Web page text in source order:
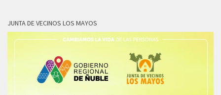
JUNTA DE VECINOS LOS MAYOS